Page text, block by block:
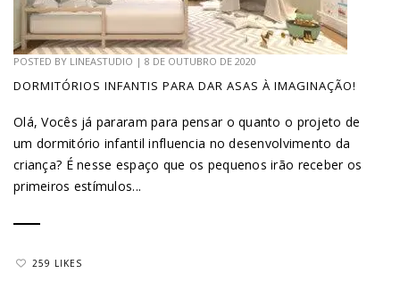
POSTED BY LINEASTUDIO | 8 DE OUTUBRO DE 2020
DORMITÓRIOS INFANTIS PARA DAR ASAS À IMAGINAÇÃO!
Olá, Vocês já pararam para pensar o quanto o projeto de
um dormitório infantil influencia no desenvolvimento da
criança? É nesse espaço que os pequenos irão receber os
primeiros estímulos...
259 LIKES